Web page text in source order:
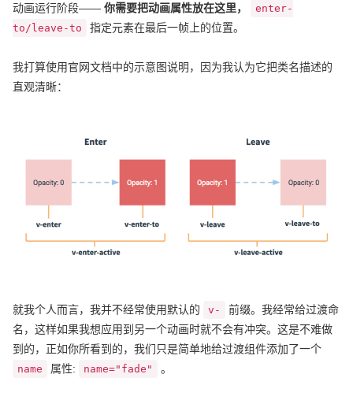
动画运行阶段—— 你需要把动画属性放在这里，
enter-
to/leave-to
指定元素在最后一帧上的位置。
我打算使用官网文档中的示意图说明，因为我认为它把类名描述的
直观清晰：
就我个人而言，我并不经常使用默认的 v-
前缀。我经常给过渡命
名，这样如果我想应用到另一个动画时就不会有冲突。这是不难做
到的，正如你所看到的，我们只是简单地给过渡组件添加了一个
name 属性: name="fade" 。